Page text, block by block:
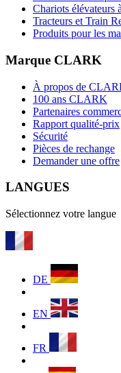
Chariots élévateurs
Tracteurs et Train
Produits pour les
Marque CLARK
À propos de
100 ans CLARK
Partenaires
Rapport qualité-prix
Sécurité
Pièces de rechange
Demander une offre
LANGUES
Sélectionnez votre langue
DE
EN
FR